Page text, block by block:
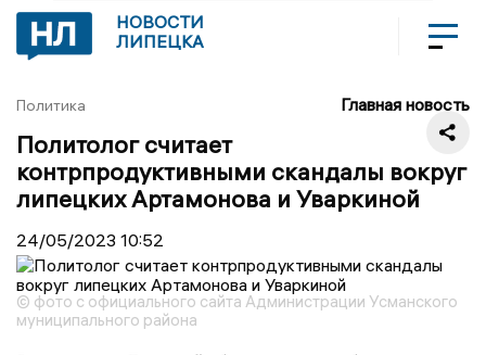
НОВОСТИ
ЛИПЕЦКА
Политика Главная новость
Политолог считает
контрпродуктивными скандалы вокруг
липецких Артамонова и Уваркиной
24/05/2023 10:52
© фото с официального сайта Администрации Усманского
муниципального района